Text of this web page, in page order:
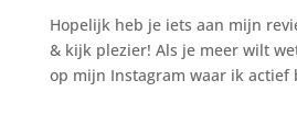
Hopelijk heb je iets aan mijn
& kijk plezier! Als je meer wilt
op mijn Instagram waar ik actief